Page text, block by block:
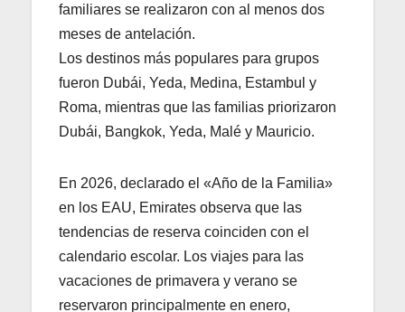
familiares se realizaron con al menos dos
meses de antelación.
Los destinos más populares para grupos
fueron Dubái, Yeda, Medina, Estambul y
Roma, mientras que las familias priorizaron
Dubái, Bangkok, Yeda, Malé y Mauricio.
En 2026, declarado el «Año de la Familia»
en los EAU, Emirates observa que las
tendencias de reserva coinciden con el
calendario escolar. Los viajes para las
vacaciones de primavera y verano se
reservaron principalmente en enero,